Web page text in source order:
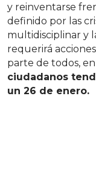
y reinventarse
definido por las
multidisciplinar y
requerirá
parte de todos,
ciudadanos
un 26 de enero.